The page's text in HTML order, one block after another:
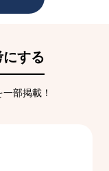
する
部掲載！